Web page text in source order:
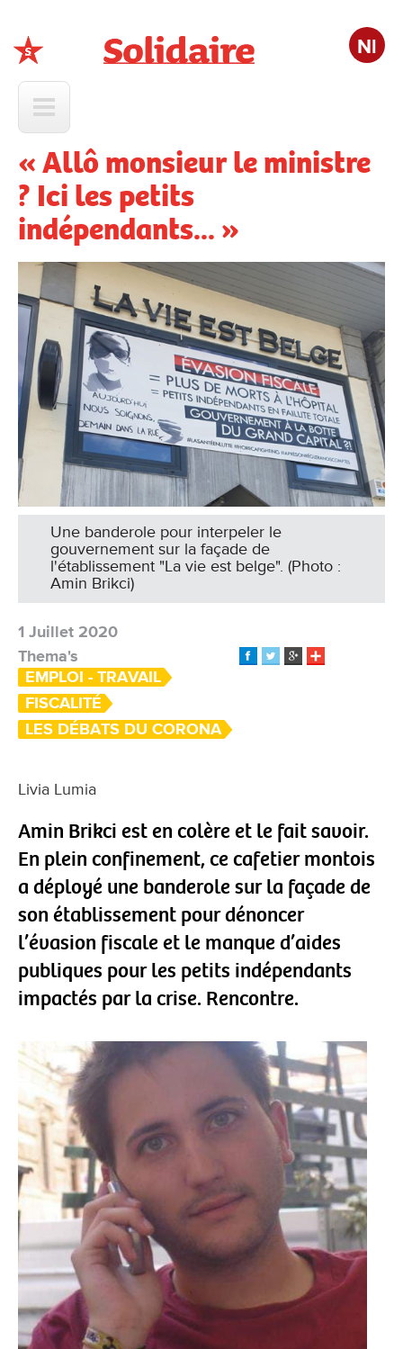
Nl
« Allô monsieur le ministre
? Ici les petits
indépendants... »
Une banderole pour interpeler le
gouvernement sur la façade de
l'établissement "La vie est belge". (Photo :
Amin Brikci)
1 Juillet 2020
Thema's
EMPLOI - TRAVAIL
FISCALITÉ
LES DÉBATS DU CORONA
Livia Lumia
Amin Brikci est en colère et le fait savoir.
En plein confinement, ce cafetier montois
a déployé une banderole sur la façade de
son établissement pour dénoncer
l’évasion fiscale et le manque d’aides
publiques pour les petits indépendants
impactés par la crise. Rencontre.